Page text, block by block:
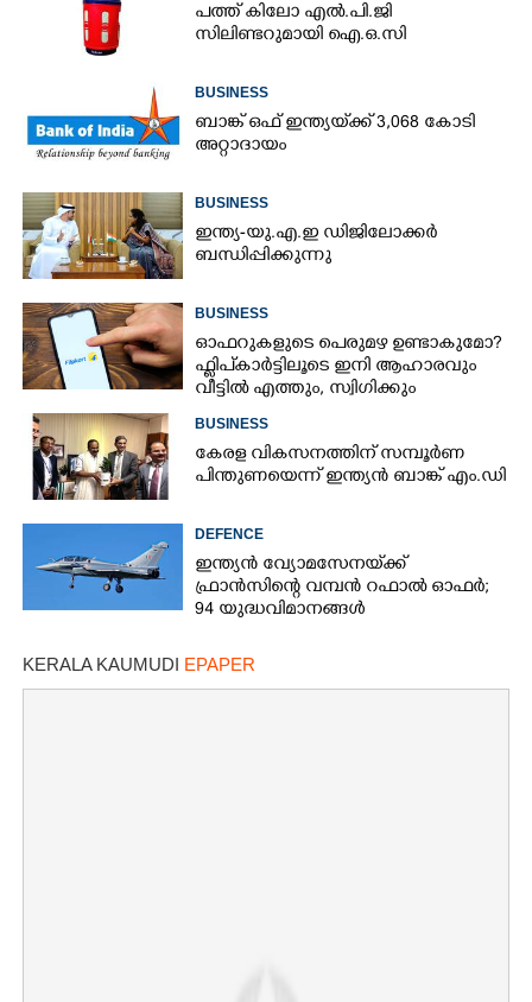
പത്ത് കിലോ എൽ.പി.ജി
സിലിണ്ടറുമായി ഐ.ഒ.സി
BUSINESS
ബാങ്ക് ഒഫ് ഇന്ത്യയ്‌ക്ക് 3,068 കോടി
അറ്റാദായം
BUSINESS
ഇന്ത്യ-യു.എ.ഇ ഡിജിലോക്കർ
ബന്ധിപ്പിക്കുന്നു
BUSINESS
ഓഫറുകളുടെ പെരുമഴ ഉണ്ടാകുമോ?​
ഫ്ലിപ്കാർട്ടിലൂടെ ഇനി ആഹാരവും
വീട്ടിൽ എത്തും,​ സ്വിഗിക്കും
BUSINESS
കേരള വികസനത്തിന് സമ്പൂർണ
പിന്തുണയെന്ന് ഇന്ത്യൻ ബാങ്ക് എം.ഡി
DEFENCE
ഇന്ത്യൻ വ്യോമസേനയ്‌ക്ക്
ഫ്രാൻസിന്റെ വമ്പൻ റഫാൽ ഓഫർ;
94 യുദ്ധവിമാനങ്ങൾ
KERALA KAUMUDI EPAPER